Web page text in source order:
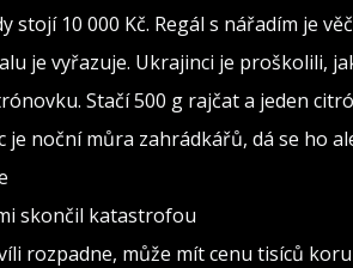
stojí 10 000 Kč. Regál s nářadím je
je vyřazuje. Ukrajinci je proškolili,
Stačí 500 g rajčat a jeden
je noční můra zahrádkářů, dá se ho
skončil katastrofou
rozpadne, může mít cenu tisíců